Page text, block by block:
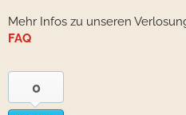
Mehr Infos zu unseren
FAQ
0